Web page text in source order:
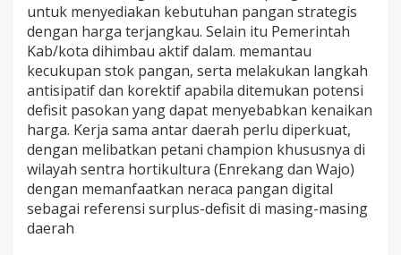
untuk menyediakan kebutuhan pangan strategis
dengan harga terjangkau. Selain itu Pemerintah
Kab/kota dihimbau aktif dalam. memantau
kecukupan stok pangan, serta melakukan langkah
antisipatif dan korektif apabila ditemukan potensi
defisit pasokan yang dapat menyebabkan kenaikan
harga. Kerja sama antar daerah perlu diperkuat,
dengan melibatkan petani champion khususnya di
wilayah sentra hortikultura (Enrekang dan Wajo)
dengan memanfaatkan neraca pangan digital
sebagai referensi surplus-defisit di masing-masing
daerah